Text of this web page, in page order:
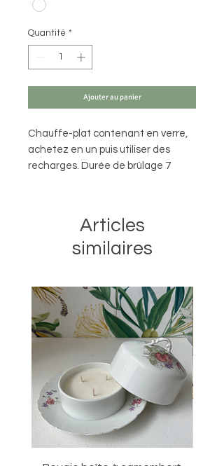
Quantité *
Ajouter au panier
Chauffe-plat contenant en verre,
achetez en un puis utiliser des
recharges. Durée de brûlage 7
Articles
similaires